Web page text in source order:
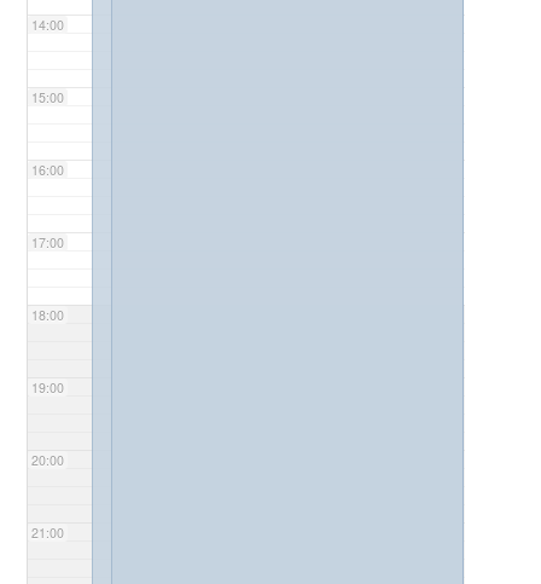
14:00
15:00
16:00
17:00
18:00
19:00
20:00
21:00